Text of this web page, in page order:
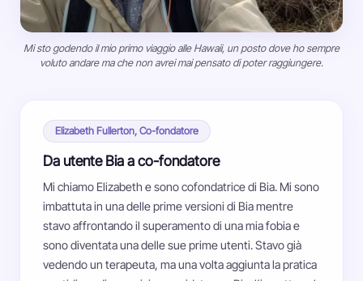
Mi sto godendo il mio primo viaggio alle Hawaii, un posto dove ho sempre
voluto andare ma che non avrei mai pensato di poter raggiungere.
Elizabeth Fullerton, Co-fondatore
Da utente Bia a co-fondatore
Mi chiamo Elizabeth e sono cofondatrice di Bia. Mi sono
imbattuta in una delle prime versioni di Bia mentre
stavo affrontando il superamento di una mia fobia e
sono diventata una delle sue prime utenti. Stavo già
vedendo un terapeuta, ma una volta aggiunta la pratica